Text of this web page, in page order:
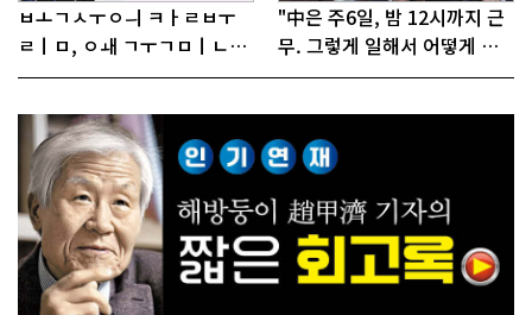
ㅂㅗㄱㅅㅜㅇㅢ ㅋㅏㄹㅂㅜ
ㄹㅣㅁ, ㅇㅙ ㄱㅜㄱㅁㅣㄴㄷ
ㅡㄹㅇㅣ ㄷㅏㅇㅎㅐㅇㅑ ㅎ
"中은 주6일, 밤 12시까지 근
무. 그렇게 일해서 어떻게 경
쟁하냐 반문하더라"